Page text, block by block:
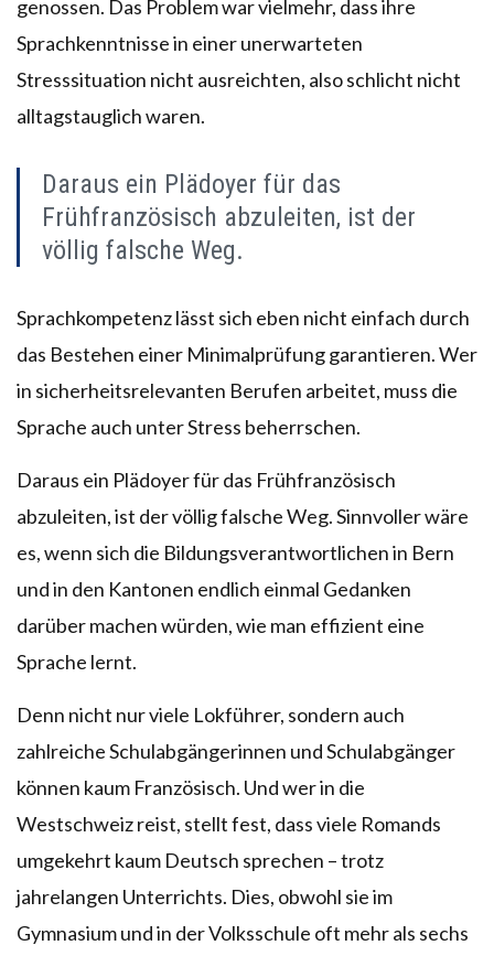
genossen. Das Problem war vielmehr, dass ihre
Sprachkenntnisse in einer unerwarteten
Stresssituation nicht ausreichten, also schlicht nicht
alltagstauglich waren.
Daraus ein Plädoyer für das
Frühfranzösisch abzuleiten, ist der
völlig falsche Weg.
Sprachkompetenz lässt sich eben nicht einfach durch
das Bestehen einer Minimalprüfung garantieren. Wer
in sicherheitsrelevanten Berufen arbeitet, muss die
Sprache auch unter Stress beherrschen.
Daraus ein Plädoyer für das Frühfranzösisch
abzuleiten, ist der völlig falsche Weg. Sinnvoller wäre
es, wenn sich die Bildungsverantwortlichen in Bern
und in den Kantonen endlich einmal Gedanken
darüber machen würden, wie man effizient eine
Sprache lernt.
Denn nicht nur viele Lokführer, sondern auch
zahlreiche Schulabgängerinnen und Schulabgänger
können kaum Französisch. Und wer in die
Westschweiz reist, stellt fest, dass viele Romands
umgekehrt kaum Deutsch sprechen – trotz
jahrelangen Unterrichts. Dies, obwohl sie im
Gymnasium und in der Volksschule oft mehr als sechs